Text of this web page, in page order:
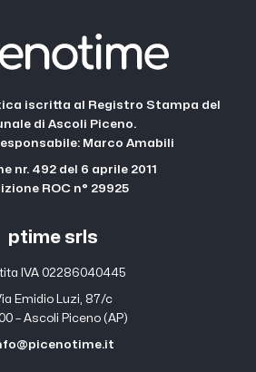
iscritta al Registro Stampa del
di Ascoli Piceno.
Marco Amabili
nr. 492 del 6 aprile 2011
ROC n° 29925
ptime srls
IVA 02286040445
Emidio Luzi, 87/c
– Ascoli Piceno (AP)